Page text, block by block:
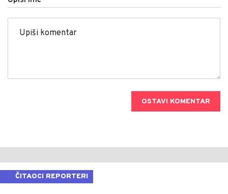
OSTAVI KOMENTAR
ČITAOCI REPORTERI